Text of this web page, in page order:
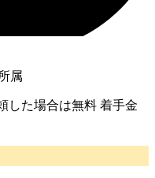
属
した場合は無料 着手金